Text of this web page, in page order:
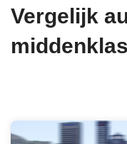
Vergelijk auto's in het hogere